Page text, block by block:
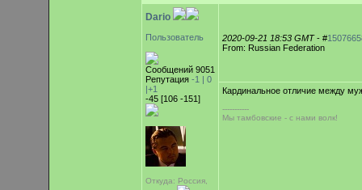
Dario
Пользователь
Сообщений 9051
Репутация -1 | 0
|+1
-45 [106 -151]
Откуда: Россия,
2020-09-21 18:53 GMT- #
From: Russian Federation
Кардинальное отличие между
-----------
Мы тамбовские - с нами волк!